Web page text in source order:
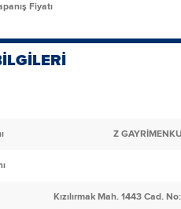
Fiyatı
Z
Kızılırmak Mah. 1443 Cad.